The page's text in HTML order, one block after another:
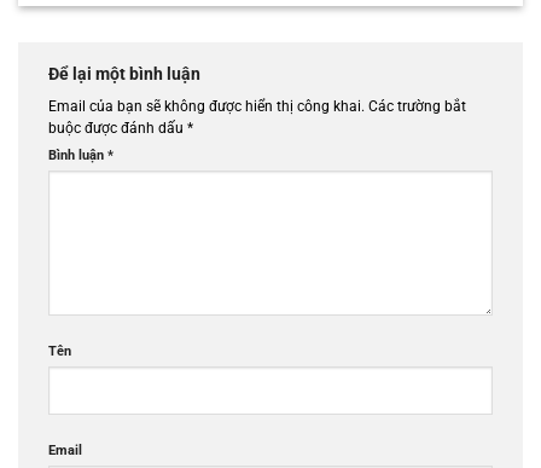
Để lại một bình luận
Email của bạn sẽ không được hiển thị công khai. Các trường bắt
buộc được đánh dấu *
Bình luận *
Tên
Email